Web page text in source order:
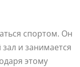
спортом. Он
и занимается
этому